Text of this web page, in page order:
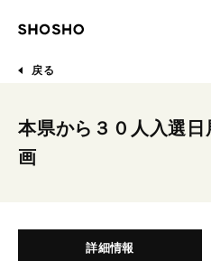
戻る
本県から３０人入選
画
詳細情報